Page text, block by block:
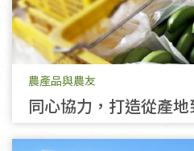
農產品與農友
同心協力，打造從產
供應鏈